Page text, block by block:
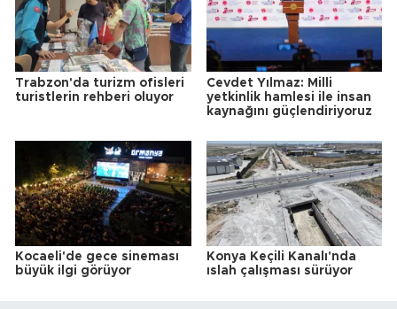
Trabzon'da turizm ofisleri
turistlerin rehberi oluyor
Cevdet Yılmaz: Milli
yetkinlik hamlesi ile insan
kaynağını güçlendiriyoruz
Kocaeli'de gece sineması
büyük ilgi görüyor
Konya Keçili Kanalı'nda
ıslah çalışması sürüyor